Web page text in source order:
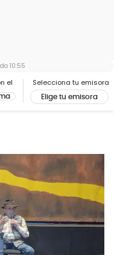
el Selecciona tu emisora
Elige tu emisora
10:55